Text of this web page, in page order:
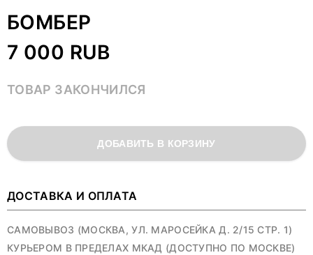
БОМБЕР
7 000 RUB
ТОВАР ЗАКОНЧИЛСЯ
ДОБАВИТЬ В КОРЗИНУ
ДОСТАВКА И ОПЛАТА
САМОВЫВОЗ (МОСКВА, УЛ. МАРОСЕЙКА Д. 2/15 СТР. 1)
КУРЬЕРОМ В ПРЕДЕЛАХ МКАД (ДОСТУПНО ПО МОСКВЕ)